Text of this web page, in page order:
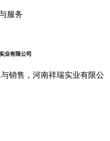
服务
业有限公司
销售，河南祥瑞实业有限公